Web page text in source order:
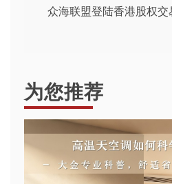
众海联盟登陆香港股权
为您推荐